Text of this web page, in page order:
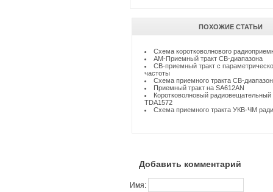
ПОХОЖИЕ СТАТЬИ
Схема коротковолнового
AM-Приемный тракт СВ-диапазона
СВ-приемный тракт с
частоты
Схема приемного тракта СВ-
Приемный тракт на SA612AN
Коротковолновый
TDA1572
Схема приемного тракта УКВ-ЧМ
Добавить комментарий
Имя: